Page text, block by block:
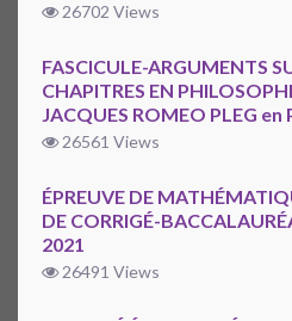
26702 Views
FASCICULE-ARGUMENTS
CHAPITRES EN
JACQUES ROMEO PLEG en
26561 Views
ÉPREUVE DE
DE CORRIGÉ-
2021
26491 Views